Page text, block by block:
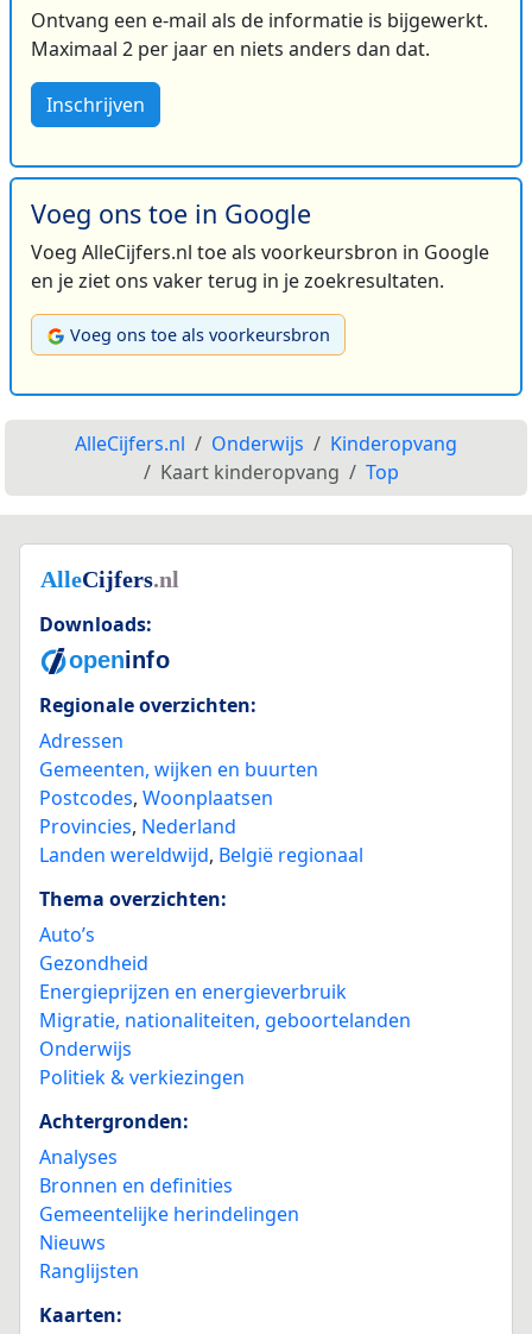
Ontvang een e-mail als de informatie is bijgewerkt.
Maximaal 2 per jaar en niets anders dan dat.
Inschrijven
Voeg ons toe in Google
Voeg AlleCijfers.nl toe als voorkeursbron in Google
en je ziet ons vaker terug in je zoekresultaten.
Voeg ons toe als voorkeursbron
AlleCijfers.nl Onderwijs
Kinderopvang
Kaart kinderopvang
Top
Downloads:
Regionale overzichten:
Adressen
Gemeenten, wijken en buurten
Postcodes, Woonplaatsen
Provincies, Nederland
Landen wereldwijd, België regionaal
Thema overzichten:
Auto’s
Gezondheid
Energieprijzen en energieverbruik
Migratie, nationaliteiten, geboortelanden
Onderwijs
Politiek & verkiezingen
Achtergronden:
Analyses
Bronnen en definities
Gemeentelijke herindelingen
Nieuws
Ranglijsten
Kaarten: